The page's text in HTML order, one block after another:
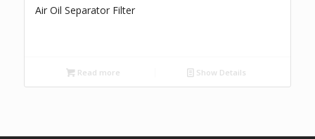
Air Oil Separator Filter
Read more Show Details